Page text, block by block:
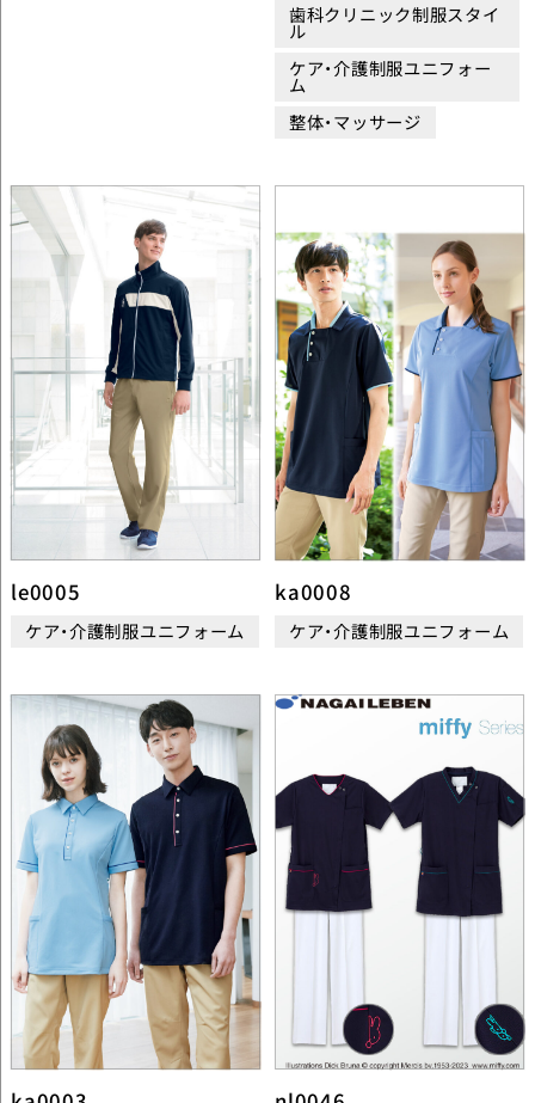
歯科クリニック制服スタイ
ル
ケア・介護制服ユニフォー
ム
整体・マッサージ
le0005
ケア・介護制服ユニフォーム
ka0008
ケア・介護制服ユニフォーム